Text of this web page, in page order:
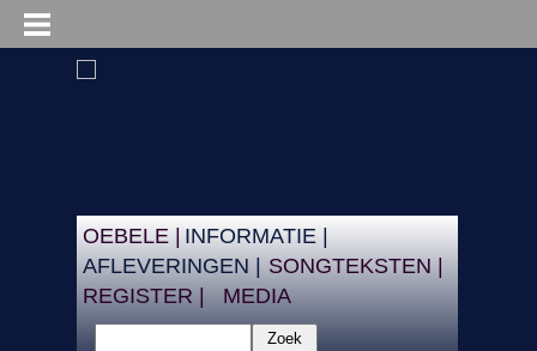
Zoek
REGISTER |
SONGTEKSTEN |
MEDIA
INFORMATIE |
AFLEVERINGEN |
OEBELE |